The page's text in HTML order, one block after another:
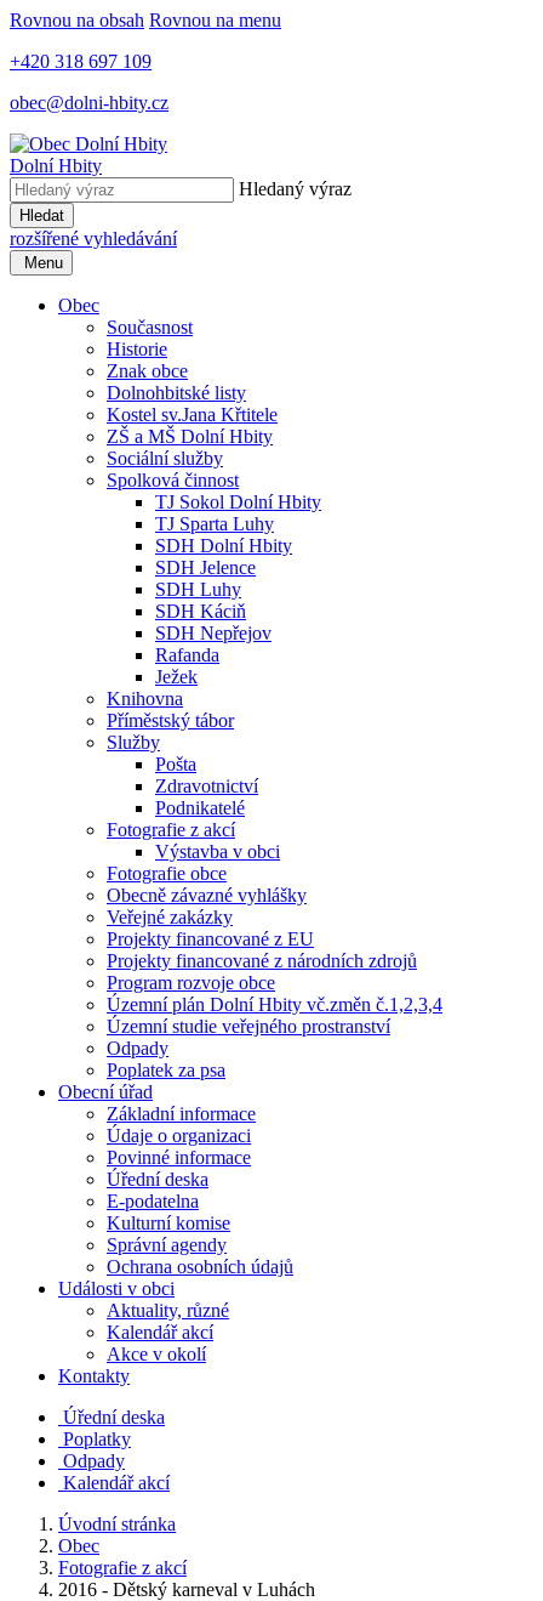
Rovnou na obsah Rovnou na menu
+420 318 697 109
obec@dolni-hbity.cz
Dolní Hbity
Hledaný výraz
Hledat
rozšířené vyhledávání
Menu
Obec
Současnost
Historie
Znak obce
Dolnohbitské listy
Kostel sv.Jana Křtitele
ZŠ a MŠ Dolní Hbity
Sociální služby
Spolková činnost
TJ Sokol Dolní Hbity
TJ Sparta Luhy
SDH Dolní Hbity
SDH Jelence
SDH Luhy
SDH Káciň
SDH Nepřejov
Rafanda
Ježek
Knihovna
Příměstský tábor
Služby
Pošta
Zdravotnictví
Podnikatelé
Fotografie z akcí
Výstavba v obci
Fotografie obce
Obecně závazné vyhlášky
Veřejné zakázky
Projekty financované z EU
Projekty financované z národních zdrojů
Program rozvoje obce
Územní plán Dolní Hbity vč.změn č.1,2,3,4
Územní studie veřejného prostranství
Odpady
Poplatek za psa
Obecní úřad
Základní informace
Údaje o organizaci
Povinné informace
Úřední deska
E-podatelna
Kulturní komise
Správní agendy
Ochrana osobních údajů
Události v obci
Aktuality, různé
Kalendář akcí
Akce v okolí
Kontakty
Úřední deska
Poplatky
Odpady
Kalendář akcí
Úvodní stránka
Obec
Fotografie z akcí
2016 - Dětský karneval v Luhách